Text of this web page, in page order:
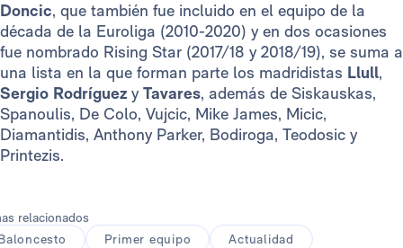
Doncic, que también fue incluido en el equipo de la
década de la Euroliga (2010-2020) y en dos ocasiones
fue nombrado Rising Star (2017/18 y 2018/19), se suma a
una lista en la que forman parte los madridistas Llull,
Sergio Rodríguez yTavares, además de Siskauskas,
Spanoulis, De Colo, Vujcic, Mike James, Micic,
Diamantidis, Anthony Parker, Bodiroga, Teodosic y
Printezis.
relacionados
Primer equipo Actualidad